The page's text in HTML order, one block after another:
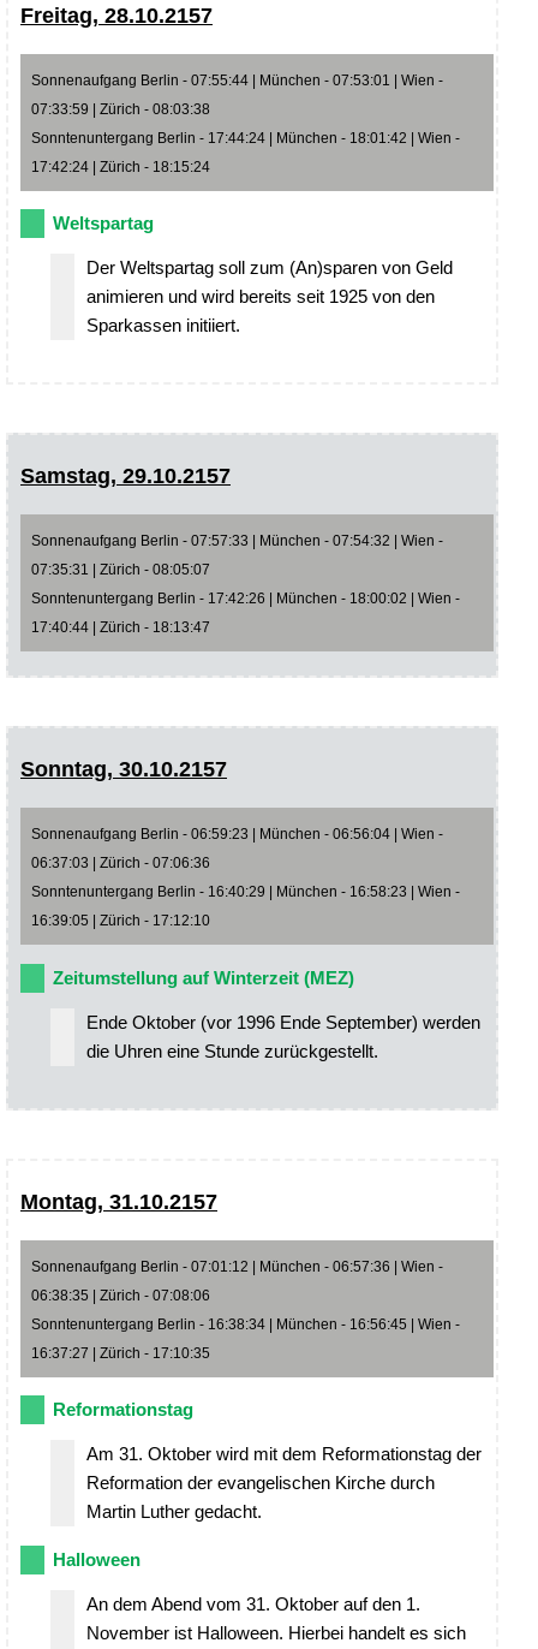
Freitag, 28.10.2157
Sonnenaufgang Berlin - 07:55:44 | München - 07:53:01 | Wien -
07:33:59 | Zürich - 08:03:38
Sonntenuntergang Berlin - 17:44:24 | München - 18:01:42 | Wien -
17:42:24 | Zürich - 18:15:24
Weltspartag
Der Weltspartag soll zum (An)sparen von Geld
animieren und wird bereits seit 1925 von den
Sparkassen initiiert.
Samstag, 29.10.2157
Sonnenaufgang Berlin - 07:57:33 | München - 07:54:32 | Wien -
07:35:31 | Zürich - 08:05:07
Sonntenuntergang Berlin - 17:42:26 | München - 18:00:02 | Wien -
17:40:44 | Zürich - 18:13:47
Sonntag, 30.10.2157
Sonnenaufgang Berlin - 06:59:23 | München - 06:56:04 | Wien -
06:37:03 | Zürich - 07:06:36
Sonntenuntergang Berlin - 16:40:29 | München - 16:58:23 | Wien -
16:39:05 | Zürich - 17:12:10
Zeitumstellung auf Winterzeit (MEZ)
Ende Oktober (vor 1996 Ende September) werden
die Uhren eine Stunde zurückgestellt.
Montag, 31.10.2157
Sonnenaufgang Berlin - 07:01:12 | München - 06:57:36 | Wien -
06:38:35 | Zürich - 07:08:06
Sonntenuntergang Berlin - 16:38:34 | München - 16:56:45 | Wien -
16:37:27 | Zürich - 17:10:35
Reformationstag
Am 31. Oktober wird mit dem Reformationstag der
Reformation der evangelischen Kirche durch
Martin Luther gedacht.
Halloween
An dem Abend vom 31. Oktober auf den 1.
November ist Halloween. Hierbei handelt es sich